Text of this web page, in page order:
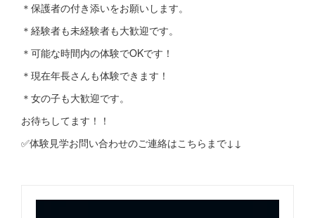
＊保護者の付き添いをお願いします。
＊経験者も未経験者も大歓迎です。
＊可能な時間内の体験でOKです！
＊現在年長さんも体験できます！
＊女の子も大歓迎です。
お待ちしてます！！
✅体験見学お問い合わせのご連絡はこちらまで↓↓